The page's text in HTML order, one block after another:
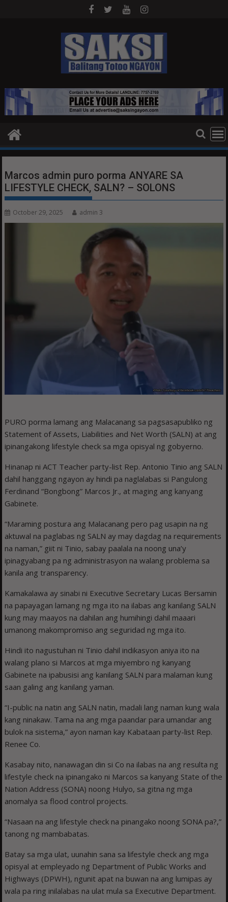
Marcos admin puro porma ANYARE SA
LIFESTYLE CHECK, SALN? – SOLONS
October 29, 2025 admin 3
PURO porma lamang ang Malacanang sa pagsasapubliko ng
Statement of Assets, Liabilities and Net Worth (SALN) at ang
ipinangakong lifestyle check sa mga opisyal ng gobyerno.
Hinanap ni ACT Teacher party-list Rep. Antonio Tinio ang SALN
dahil hanggang ngayon ay hindi pa naglalabas si Pangulong
Ferdinand “Bongbong” Marcos Jr., at maging ang kanyang
Gabinete.
“Maraming postura ang Malacanang pero pag usapin na ng
aktuwal na paglabas ng SALN ay may dagdag na requirements
na naman,” giit ni Tinio, sabay paalala na noong una’y
ipinagyabang pa ng administrasyon na walang problema sa
kanila ang transparency.
Kamakalawa ay sinabi ni Executive Secretary Lucas Bersamin
na papayagan lamang ng mga ito na ilabas ang kanilang SALN
kung may maayos na dahilan ang humihingi dahil maaari
umanong makompromiso ang seguridad ng mga ito.
Hindi ito nagustuhan ni Tinio dahil indikasyon aniya ito na
walang plano si Marcos at mga miyembro ng kanyang
Gabinete na ipabusisi ang kanilang SALN para malaman kung
saan galing ang kanilang yaman.
“I-public na natin ang SALN natin, madali lang naman kung wala
kang ninakaw. Tama na ang mga paandar para umandar ang
bulok na sistema,” ayon naman kay Kabataan party-list Rep.
Renee Co.
Kasabay nito, nanawagan din si Co na ilabas na ang resulta ng
lifestyle check na ipinangako ni Marcos sa kanyang State of the
Nation Address (SONA) noong Hulyo, sa gitna ng mga
anomalya sa flood control projects.
“Nasaan na ang lifestyle check na pinangako noong SONA pa?,”
tanong ng mambabatas.
Batay sa mga ulat, uunahin sana sa lifestyle check ang mga
opisyal at empleyado ng Department of Public Works and
Highways (DPWH), ngunit apat na buwan na ang lumipas ay
wala pa ring inilalabas na ulat mula sa Executive Department.